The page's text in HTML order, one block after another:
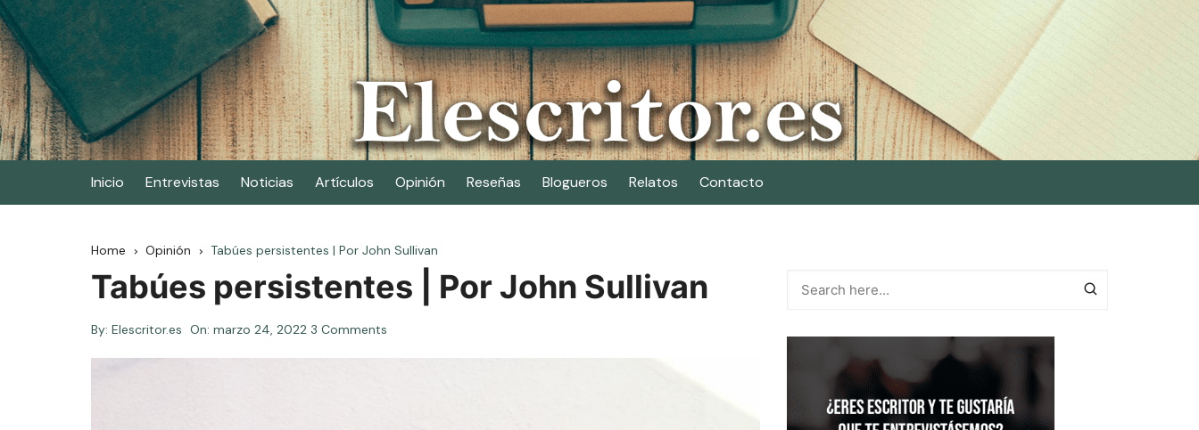
Skip
to
content
Elescritor.es
El periódico digital de los escritores
Inicio Entrevistas Noticias Artículos Opinión Reseñas Blogueros Relatos Contacto
Home Opinión Tabúes persistentes | Por John Sullivan
Tabúes persistentes | Por John Sullivan
By: Elescritor.es On: marzo 24, 2022 3 Comments